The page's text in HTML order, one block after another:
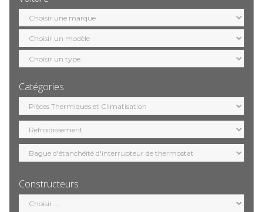
Sélection
marque
Sélection
modèle
Sélection
motorisation
Catégories
Sélection
catégorie
Constructeurs
Sélection
constructeur